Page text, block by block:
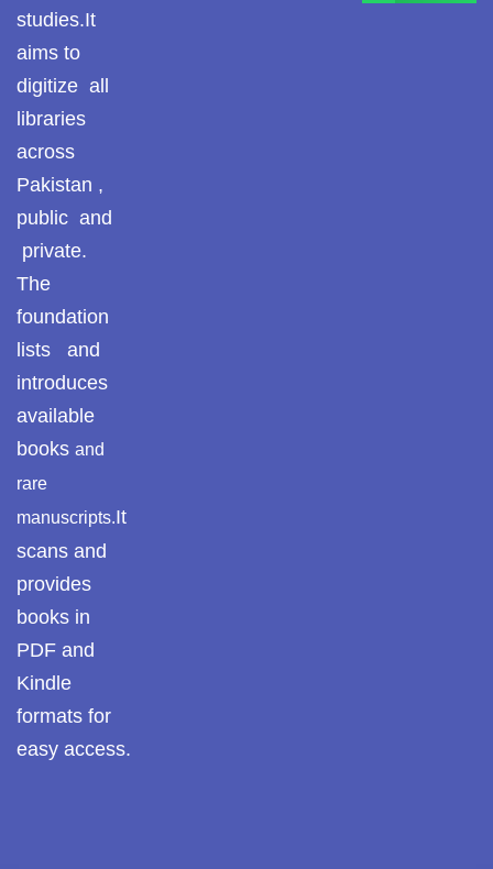
studies.It
aims to
digitize all
libraries
across
Pakistan ,
public and
private.
The
foundation
lists and
introduces
available
books and
rare
manuscripts.It
scans and
provides
books in
PDF and
Kindle
formats for
easy access.